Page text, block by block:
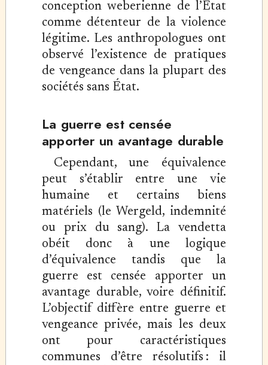
conception weberienne de l’État
comme détenteur de la violence
légitime. Les anthropologues ont
observé l’existence de pratiques
de vengeance dans la plupart des
sociétés sans État.
La guerre est censée
apporter un avantage durable
Cependant, une équivalence
peut s’établir entre une vie
humaine et certains biens
matériels (le Wergeld, indemnité
ou prix du sang). La vendetta
obéit donc à une logique
d’équivalence tandis que la
guerre est censée apporter un
avantage durable, voire définitif.
L’objectif diffère entre guerre et
vengeance privée, mais les deux
ont pour caractéristiques
communes d’être résolutifs : il